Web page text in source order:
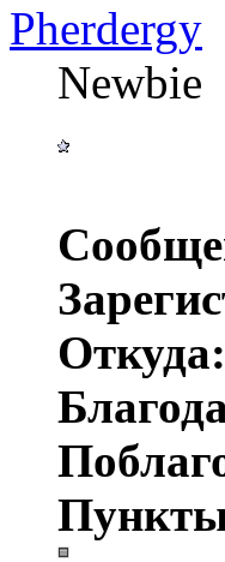
Pherdergy
Newbie
Откуда: